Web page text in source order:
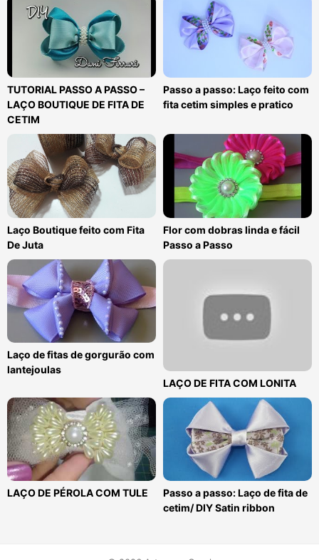
TUTORIAL PASSO A PASSO –
LAÇO BOUTIQUE DE FITA DE
CETIM
Passo a passo: Laço feito com
fita cetim simples e pratico
Laço Boutique feito com Fita
De Juta
Flor com dobras linda e fácil
Passo a Passo
Laço de fitas de gorgurão com
lantejoulas
LAÇO DE FITA COM LONITA
LAÇO DE PÉROLA COM TULE
Passo a passo: Laço de fita de
cetim/ DIY Satin ribbon